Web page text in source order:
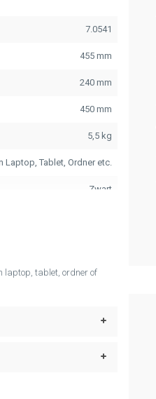
7.0541
455 mm
240 mm
450 mm
5,5 kg
Laptop, Tablet, Ordner etc.
Zwart
laptop, tablet, ordner of